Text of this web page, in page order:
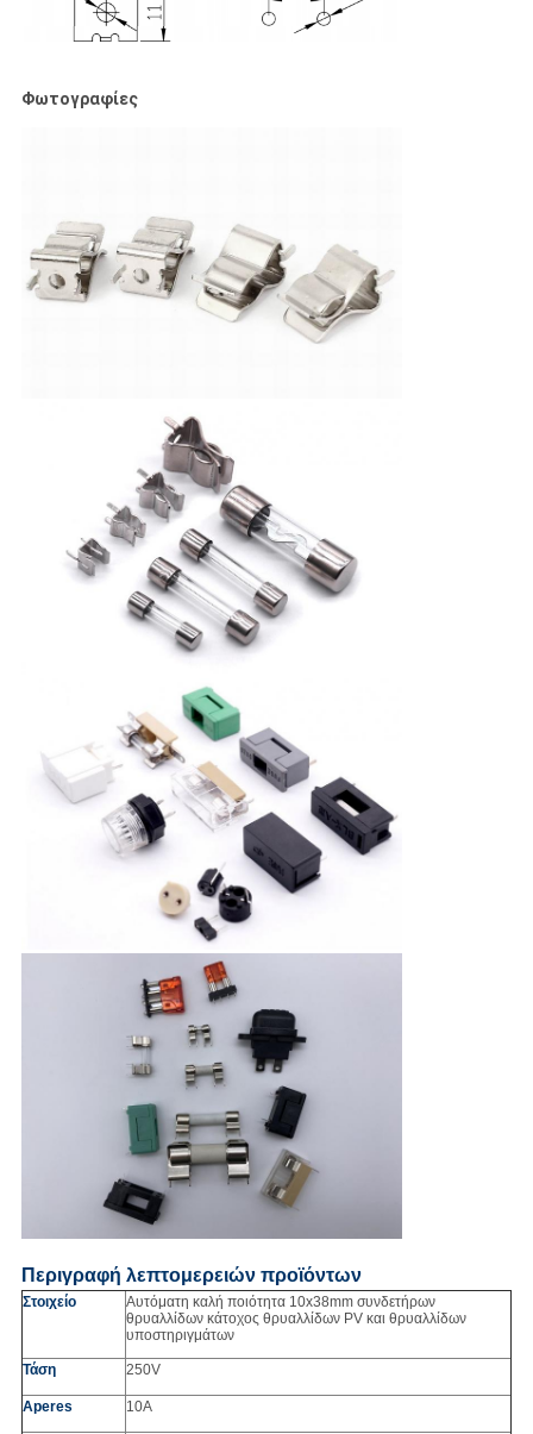
Φωτογραφίες
Περιγραφή λεπτομερειών προϊόντων
Στοιχείο
Αυτόματη καλή ποιότητα 10x38mm συνδετήρων
θρυαλλίδων κάτοχος θρυαλλίδων PV και θρυαλλίδων
υποστηριγμάτων
Τάση 250V
Aperes 10A